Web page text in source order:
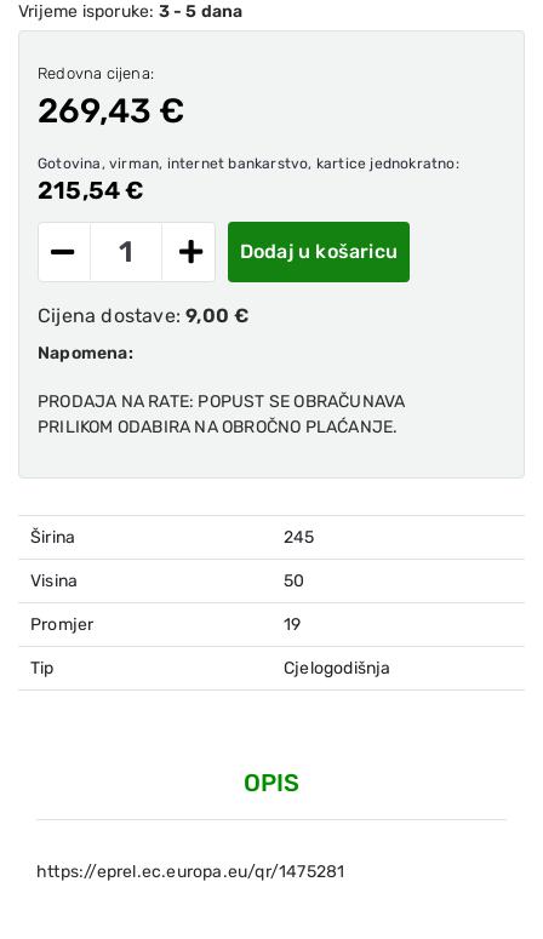
Vrijeme isporuke: 3 - 5 dana
Redovna cijena:
269,43 €
Gotovina, virman, internet bankarstvo, kartice jednokratno:
215,54 €
Dodaj u košaricu
Cijena dostave:9,00 €
Napomena:
PRODAJA NA RATE: POPUST SE OBRAČUNAVA
PRILIKOM ODABIRA NA OBROČNO PLAĆANJE.
Širina 245
Visina 50
Promjer 19
Tip Cjelogodišnja
OPIS
https://eprel.ec.europa.eu/qr/1475281